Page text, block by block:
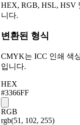
HEX, RGB, HSL, HSV
니다.
변환된 형식
CMYK는 ICC 인쇄 색
입니다.
HEX
#3366FF
RGB
rgb(51, 102, 255)